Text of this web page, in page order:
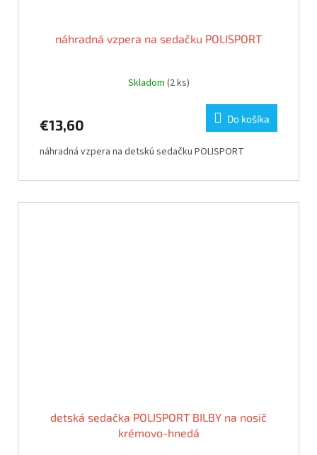
náhradná vzpera na sedačku POLISPORT
Skladom (2 ks)
€13,60 Do košíka
náhradná vzpera na detskú sedačku POLISPORT
detská sedačka POLISPORT BILBY na nosič
krémovo-hnedá